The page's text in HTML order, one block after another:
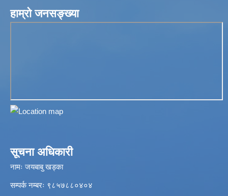
हाम्रो जनसङ्ख्या
सूचना अधिकारी
नामः जयबाबु खड्का
सम्पर्क नम्बरः ९८५७८८०४०४